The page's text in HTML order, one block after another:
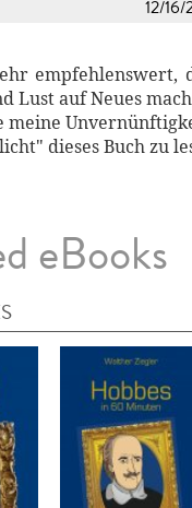
12/16/
empfehlenswert,
Lust auf Neues
meine
dieses Buch zu
eBooks